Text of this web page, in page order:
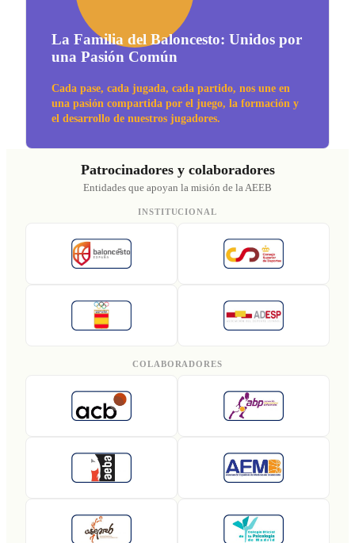
La Familia del Baloncesto: Unidos por
una Pasión Común
Cada pase, cada jugada, cada partido, nos une en
una pasión compartida por el juego, la formación y
el desarrollo de nuestros jugadores.
Patrocinadores y colaboradores
Entidades que apoyan la misión de la AEEB
INSTITUCIONAL
COLABORADORES